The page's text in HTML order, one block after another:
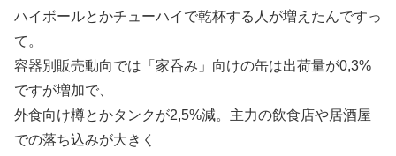
ハイボールとかチューハイで乾杯する人が増えたんですっ
て。
容器別販売動向では「家呑み」向けの缶は出荷量が0,3%
ですが増加で、
外食向け樽とかタンクが2,5%減。主力の飲食店や居酒屋
での落ち込みが大きく